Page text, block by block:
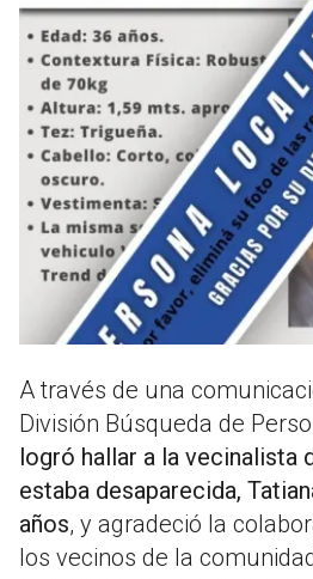
A través de una
División Búsqueda de
logró hallar a la vecinalista
estaba desaparecida,
años, y agradeció la
los vecinos de la